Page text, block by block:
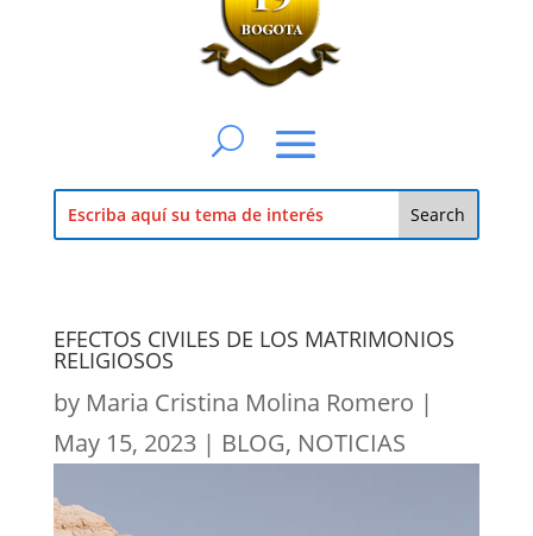
EFECTOS CIVILES DE LOS MATRIMONIOS
RELIGIOSOS
by Maria Cristina Molina Romero |
May 15, 2023| BLOG, NOTICIAS